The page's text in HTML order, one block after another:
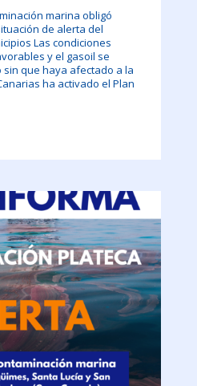
marina obligó
de alerta del
Las condiciones
y el gasoil se
que haya afectado a la
ha activado el Plan